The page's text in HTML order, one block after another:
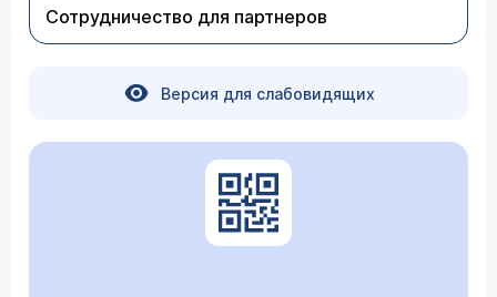
Сотрудничество для партнеров
Версия для слабовидящих